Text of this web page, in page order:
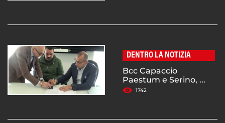
DENTRO LA NOTIZIA
Bcc Capaccio
Paestum e Serino, ...
1742